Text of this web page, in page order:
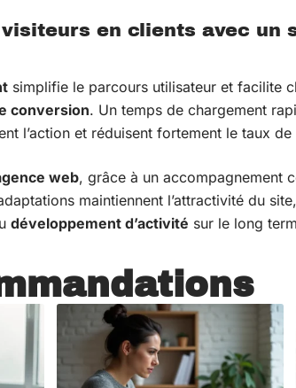
en clients avec un
simplifie le parcours utilisateur et facilite
conversion. Un temps de chargement
l’action et réduisent fortement le taux
web, grâce à un accompagnement
maintiennent l’attractivité du
développement d’activité sur le long